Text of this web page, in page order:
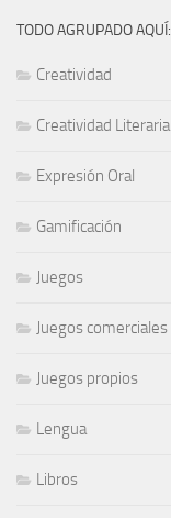
TODO AGRUPADO AQUÍ:
Creatividad
Creatividad Literaria
Expresión Oral
Gamificación
Juegos
Juegos comerciales
Juegos propios
Lengua
Libros